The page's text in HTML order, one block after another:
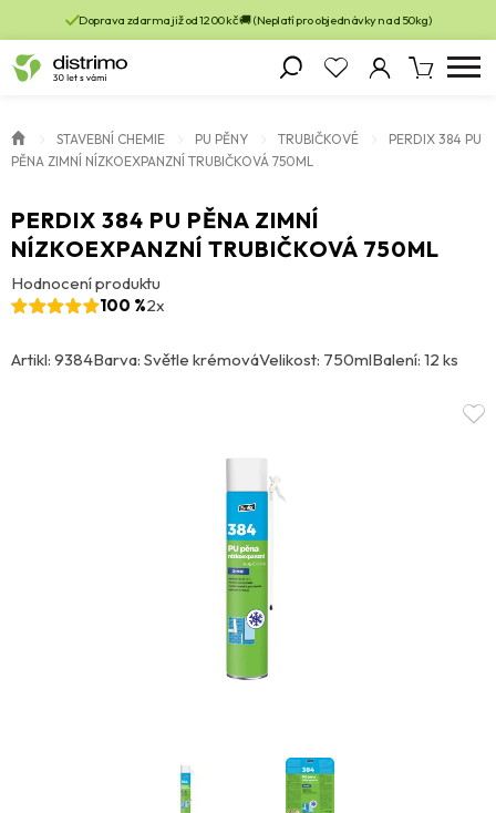
Doprava zdarma již od 1200 kč 🚚 (Neplatí pro objednávky nad 50kg)
STAVEBNÍ CHEMIE PU PĚNY TRUBIČKOVÉ
PERDIX 384 PU
PĚNA ZIMNÍ NÍZKOEXPANZNÍ TRUBIČKOVÁ 750ML
PERDIX 384 PU PĚNA ZIMNÍ
NÍZKOEXPANZNÍ TRUBIČKOVÁ 750ML
Hodnocení produktu
100 %2x
Artikl: 9384Barva: Světle krémováVelikost: 750mlBalení: 12 ks